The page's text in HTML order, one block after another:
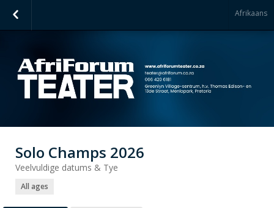
Afrikaans
Solo Champs 2026
Veelvuldige datums & Tye
All ages